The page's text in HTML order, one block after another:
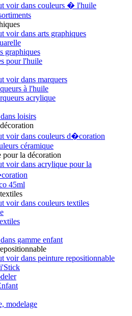
voir dans couleurs � l'huile
voir dans arts graphiques
graphiques
pour l'huile
voir dans marquers
à l'huile
acrylique
loisirs
voir dans couleurs d�coration
céramique
la décoration
voir dans acrylique pour la
45ml
voir dans couleurs textiles
gamme enfant
voir dans peinture repositionnable
modelage